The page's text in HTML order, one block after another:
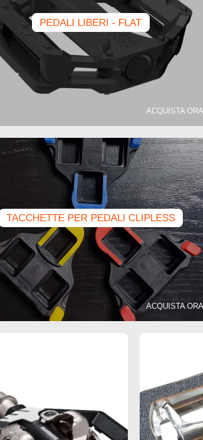
PEDALI LIBERI - FLAT
ACQUISTA ORA
TACCHETTE PER PEDALI CLIPLESS
ACQUISTA